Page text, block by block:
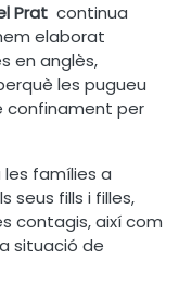
Prat continua
elaborat
en anglès,
les pugueu
confinament per
famílies a
seus fills i filles,
contagis, així com
situació de